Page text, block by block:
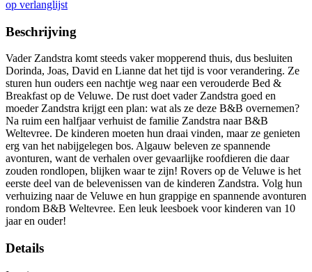
op verlanglijst
Beschrijving
Vader Zandstra komt steeds vaker mopperend thuis, dus besluiten
Dorinda, Joas, David en Lianne dat het tijd is voor verandering. Ze
sturen hun ouders een nachtje weg naar een verouderde Bed &
Breakfast op de Veluwe. De rust doet vader Zandstra goed en
moeder Zandstra krijgt een plan: wat als ze deze B&B overnemen?
Na ruim een halfjaar verhuist de familie Zandstra naar B&B
Weltevree. De kinderen moeten hun draai vinden, maar ze genieten
erg van het nabijgelegen bos. Algauw beleven ze spannende
avonturen, want de verhalen over gevaarlijke roofdieren die daar
zouden rondlopen, blijken waar te zijn! Rovers op de Veluwe is het
eerste deel van de belevenissen van de kinderen Zandstra. Volg hun
verhuizing naar de Veluwe en hun grappige en spannende avonturen
rondom B&B Weltevree. Een leuk leesboek voor kinderen van 10
jaar en ouder!
Details